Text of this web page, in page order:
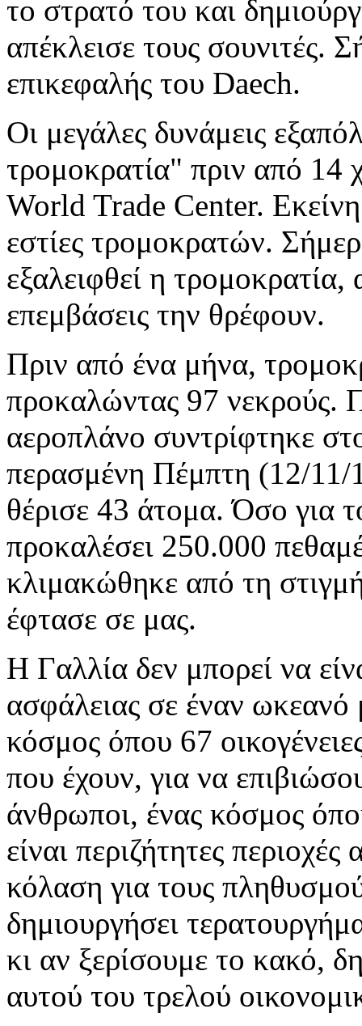
το στρατό του και
απέκλεισε τους σουνιτές.
επικεφαλής του Daech.
Οι μεγάλες δυνάμεις
τρομοκρατία" πριν από 14
World Trade Center.
εστίες τρομοκρατών.
εξαλειφθεί η τρομοκρατία,
επεμβάσεις την θρέφουν.
Πριν από ένα μήνα,
προκαλώντας 97 νεκρούς.
αεροπλάνο συντρίφτηκε
περασμένη Πέμπτη (12/
θέρισε 43 άτομα. Όσο για
προκαλέσει 250.000
κλιμακώθηκε από τη
έφτασε σε μας.
Η Γαλλία δεν μπορεί να
ασφάλειας σε έναν ωκεανό
κόσμος όπου 67
που έχουν, για να
άνθρωποι, ένας κόσμος
είναι περιζήτητες
κόλαση για τους
δημιουργήσει
κι αν ξερίσουμε το κακό,
αυτού του τρελού